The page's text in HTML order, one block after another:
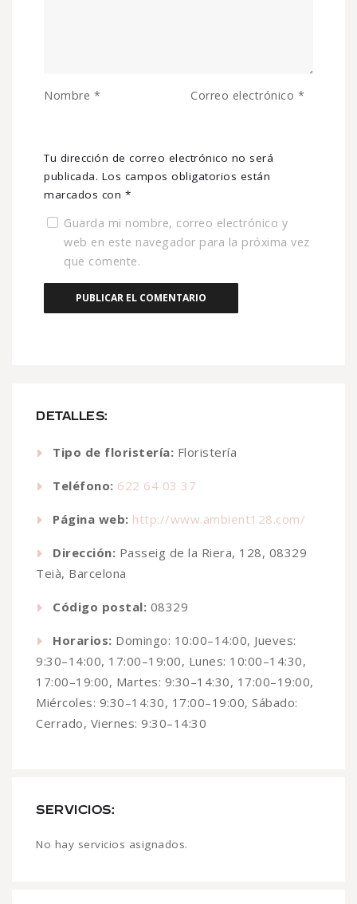
DETALLES:
Tipo de floristería: Floristería
Teléfono: 622 64 03 37
Página web: http://www.ambient128.com/
Dirección: Passeig de la Riera, 128, 08329
Teià, Barcelona
Código postal: 08329
Horarios: Domingo: 10:00–14:00, Jueves:
9:30–14:00, 17:00–19:00, Lunes: 10:00–14:30,
17:00–19:00, Martes: 9:30–14:30, 17:00–19:00,
Miércoles: 9:30–14:30, 17:00–19:00, Sábado:
Cerrado, Viernes: 9:30–14:30
SERVICIOS:
No hay servicios asignados.
Tu dirección de correo electrónico no será
publicada. Los campos obligatorios están
marcados con *
Nombre * Correo electrónico *
Guarda mi nombre, correo electrónico y
web en este navegador para la próxima vez
que comente.